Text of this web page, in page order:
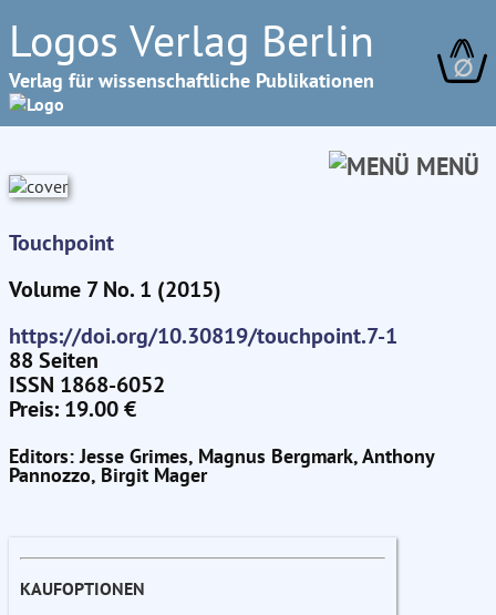
Logos Verlag Berlin
Verlag für wissenschaftliche Publikationen ∅
MENÜ
Touchpoint
Volume 7 No. 1 (2015)
https://doi.org/10.30819/touchpoint.7-1
88 Seiten
ISSN 1868-6052
Preis: 19.00 €
Editors: Jesse Grimes, Magnus Bergmark, Anthony
Pannozzo, Birgit Mager
KAUFOPTIONEN